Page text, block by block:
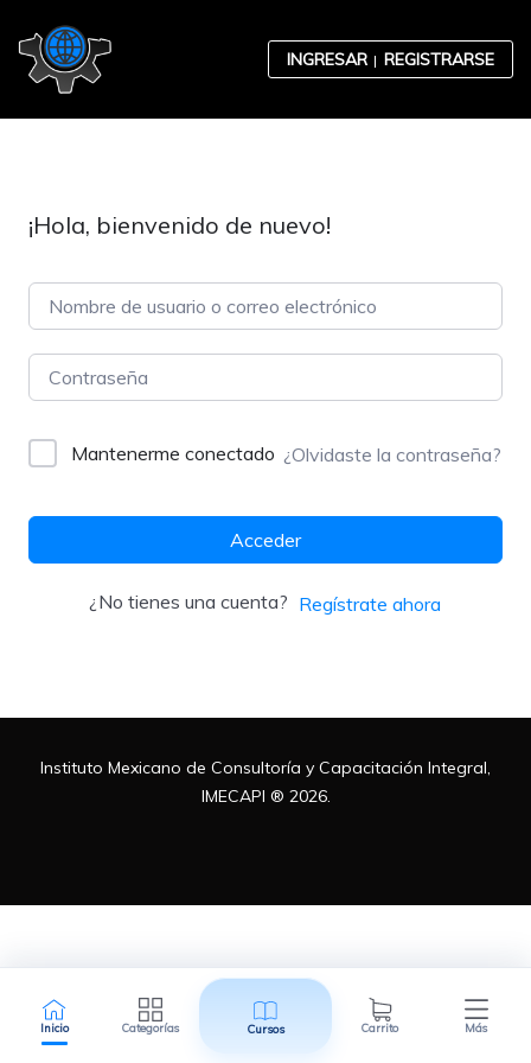
INGRESAR REGISTRARSE
Inicio Categorías Cursos Carrito Más
Contabilidad
Desarrollo Organizacional
Normatividad Mexicana
¡Hola, bienvenido de nuevo!
Mantenerme conectado ¿Olvidaste la contraseña?
Acceder
¿No tienes una cuenta? Regístrate ahora
Instituto Mexicano de Consultoría y Capacitación Integral,
IMECAPI ® 2026.